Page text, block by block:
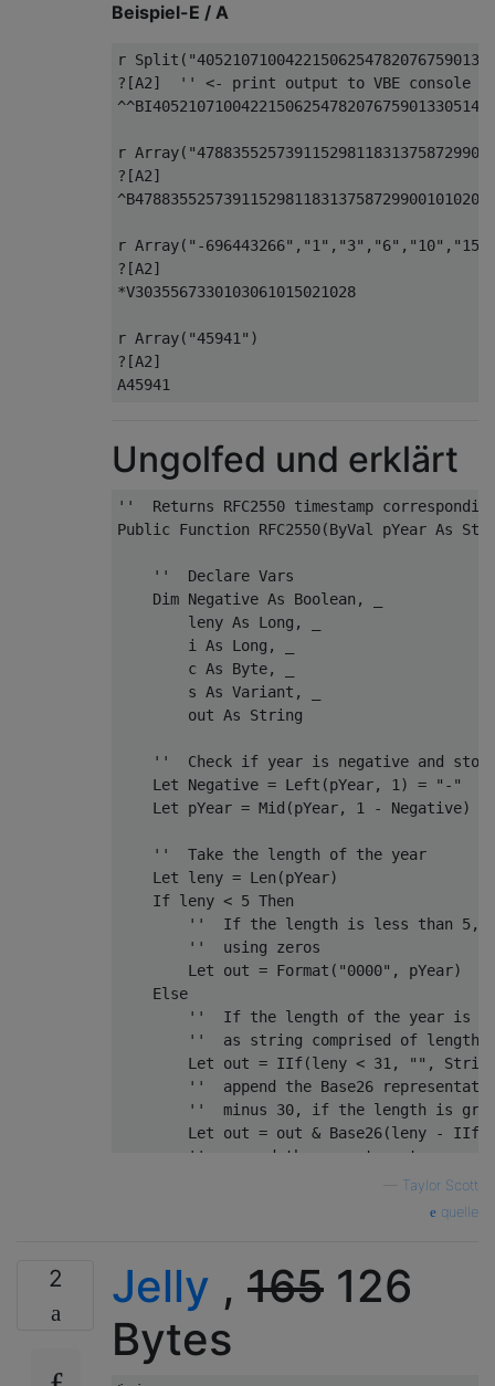
Beispiel-E / A
r Split (
? [A2]
'' <- print output to VBE console
^^
r Array( "47883552573911529811831375872990"
?
^
r Array( "-696443266" , "1" , "3" , "6" , "10" , "15"
?
*V3035567330103061015021028
r Array( "45941" )
? [A2]
A45941
Ungolfed und erklärt
''  Returns RFC2550 timestamp
Public
Function RFC2550(ByVal pYear As
''  Declare Vars
Dim Negative As Boolean ,
        leny
As Long ,
        i
As Long ,
        c
As Byte,
        s
As Variant ,
        out
As String
''  Check if year is negative and
Let Negative = Left (pYear, 1 ) =
"-"
Let pYear = Mid (pYear, 1 - Negative)
''  Take the length of the year
Let leny = Len (pYear)
If leny < 5 Then
''  If the length is less than 5,
''  using zeros
Let out = Format ( "0000" , pYear)
Else
''  If the length of the year is
''  as string comprised of length-
Let out = IIf(leny < 31 , "" ,
''  append the Base26
''  minus 30, if the length is
Let out = out & Base26(leny - IIf
''  append the year to out
If Negative Then
''  iterate across out
''  store the char code for
Taylor Scott
quelle
2 Jelly , 165 126
Bytes